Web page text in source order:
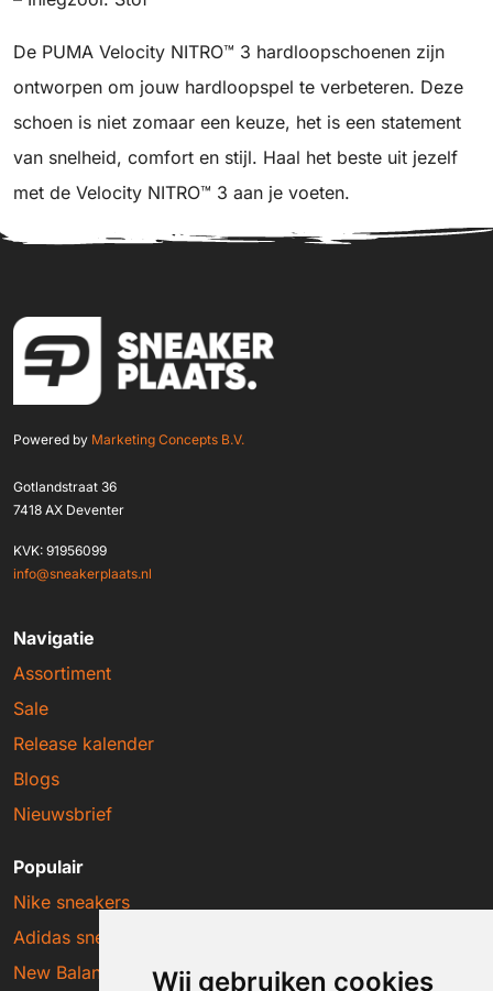
Wij gebruiken cookies
De PUMA Velocity NITRO™ 3 hardloopschoenen zijn
ontworpen om jouw hardloopspel te verbeteren. Deze
schoen is niet zomaar een keuze, het is een statement
van snelheid, comfort en stijl. Haal het beste uit jezelf
met de Velocity NITRO™ 3 aan je voeten.
Powered by Marketing Concepts B.V.
Gotlandstraat 36
7418 AX Deventer
KVK: 91956099
info@sneakerplaats.nl
Navigatie
Assortiment
Sale
Release kalender
Blogs
Nieuwsbrief
Populair
Nike sneakers
Adidas sneakers
New Balance sneakers